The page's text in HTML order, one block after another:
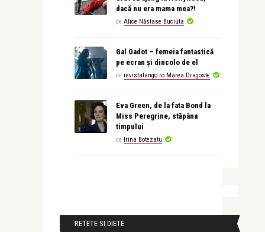
dacă nu era mama mea?!
de Alice Năstase Buciuta
Gal Gadot – femeia fantastică
pe ecran și dincolo de el
de revistatango.ro Marea Dragoste
Eva Green, de la fata Bond la
Miss Peregrine, stăpâna
timpului
de Irina Botezatu
RETETE SI DIETE